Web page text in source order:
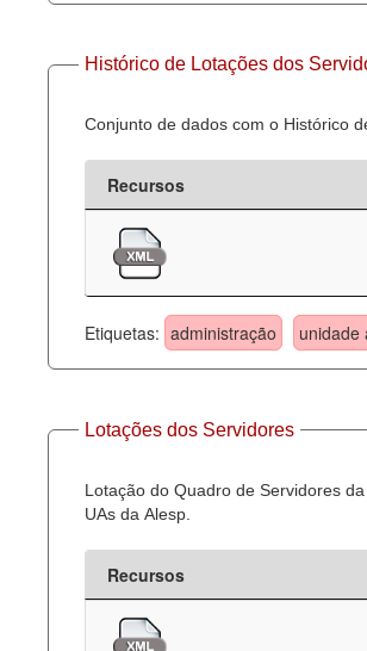
Histórico de Lotações dos
Conjunto de dados com o Histórico
Recursos
Etiquetas: administração unidade
Lotações dos Servidores
Lotação do Quadro de Servidores
UAs da Alesp.
Recursos